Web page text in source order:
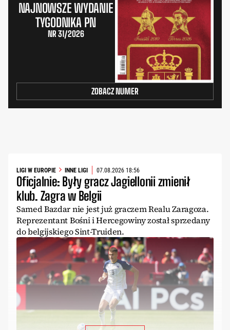
NAJNOWSZE WYDANIE
TYGODNIKA PN
NR 31/2026
ZOBACZ NUMER
LIGI W EUROPIE INNE LIGI 07.08.2026 18:56
Oficjalnie: Były gracz Jagiellonii zmienił
klub. Zagra w Belgii
Samed Bazdar nie jest już graczem Realu Zaragoza.
Reprezentant Bośni i Hercegowiny został sprzedany
do belgijskiego Sint-Truiden.